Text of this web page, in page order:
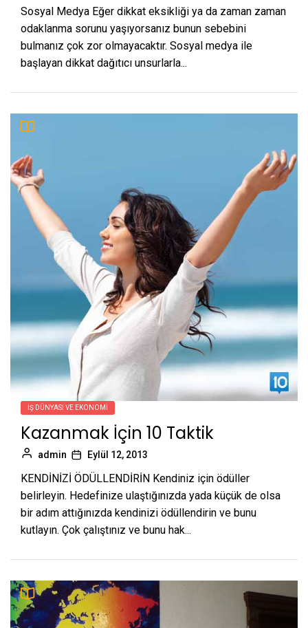
Sosyal Medya Eğer dikkat eksikliği ya da zaman zaman
odaklanma sorunu yaşıyorsanız bunun sebebini
bulmanız çok zor olmayacaktır. Sosyal medya ile
başlayan dikkat dağıtıcı unsurlarla...
İŞ DÜNYASI VE EKONOMI
Kazanmak İçin 10 Taktik
admin Eylül 12, 2013
KENDİNİZİ ÖDÜLLENDİRİN Kendiniz için ödüller
belirleyin. Hedefinize ulaştığınızda yada küçük de olsa
bir adım attığınızda kendinizi ödüllendirin ve bunu
kutlayın. Çok çalıştınız ve bunu hak...